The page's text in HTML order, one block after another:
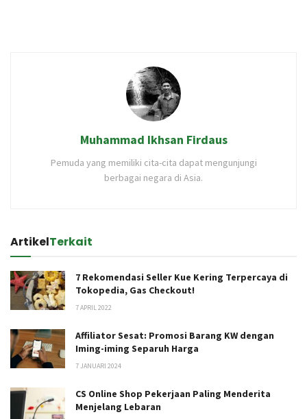
Muhammad Ikhsan Firdaus
Pemuda yang memiliki cita-cita dapat mengunjungi
berbagai negara di Asia.
ArtikelTerkait
7 Rekomendasi Seller Kue Kering Terpercaya di
Tokopedia, Gas Checkout!
7 APRIL 2022
Affiliator Sesat: Promosi Barang KW dengan
Iming-iming Separuh Harga
7 JANUARI 2024
CS Online Shop Pekerjaan Paling Menderita
Menjelang Lebaran